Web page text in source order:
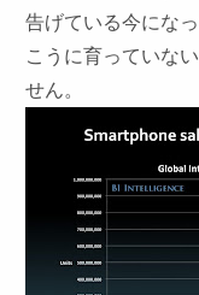
告げている今にな
こうに育っていな
せん。